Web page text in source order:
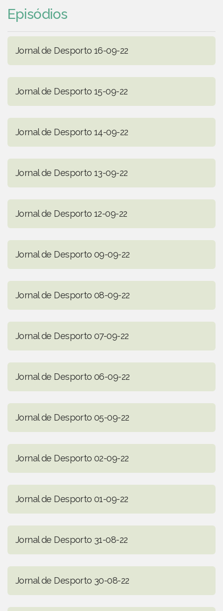
Episódios
Jornal de Desporto 16-09-22
Jornal de Desporto 15-09-22
Jornal de Desporto 14-09-22
Jornal de Desporto 13-09-22
Jornal de Desporto 12-09-22
Jornal de Desporto 09-09-22
Jornal de Desporto 08-09-22
Jornal de Desporto 07-09-22
Jornal de Desporto 06-09-22
Jornal de Desporto 05-09-22
Jornal de Desporto 02-09-22
Jornal de Desporto 01-09-22
Jornal de Desporto 31-08-22
Jornal de Desporto 30-08-22